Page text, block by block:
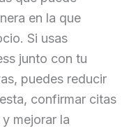
en la que
Si usas
junto con tu
puedes reducir
confirmar citas
mejorar la